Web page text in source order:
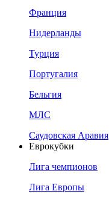
Франция
Нидерланды
Турция
Португалия
Бельгия
МЛС
Саудовская Аравия
Еврокубки
Лига чемпионов
Лига Европы